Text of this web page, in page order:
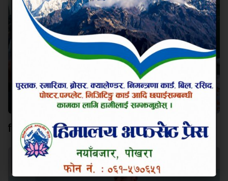
विश्व कीर्तिमानी पर्वतारोही निम्स दाईप्रति पोखरामा श्रद्धाञ्जली